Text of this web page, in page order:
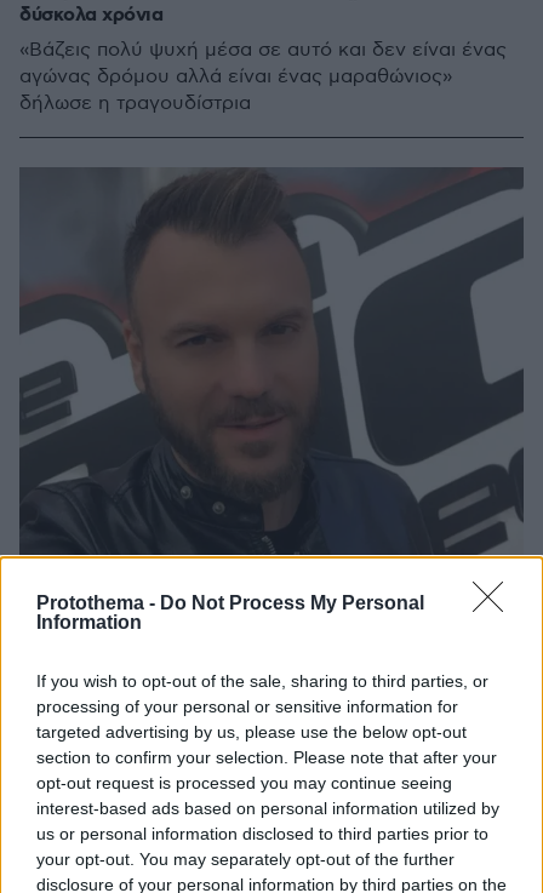
Protothema - Do Not Process My Personal
Information
If you wish to opt-out of the sale, sharing to third parties, or
processing of your personal or sensitive information for
targeted advertising by us, please use the below opt-out
section to confirm your selection. Please note that after your
opt-out request is processed you may continue seeing
interest-based ads based on personal information utilized by
us or personal information disclosed to third parties prior to
your opt-out. You may separately opt-out of the further
disclosure of your personal information by third parties on the
δύσκολα χρόνια
«Βάζεις πολύ ψυχή μέσα σε αυτό και δεν είναι ένας
αγώνας δρόμου αλλά είναι ένας μαραθώνιος»
δήλωσε η τραγουδίστρια
Κωνσταντίνος Κωτσαδάμ: Επέστρεψε ο Έλληνας
ηθοποιός που είχε αποκλειστεί στην Αυστραλία λόγω
κορωνοϊού
Στο Σίδνεϊ μάλιστα τον φιλοξένησαν και του
συμπαραστάθηκαν άγνωστοι του Έλληνες της
ομογένειας
08.04.2020, 19:30